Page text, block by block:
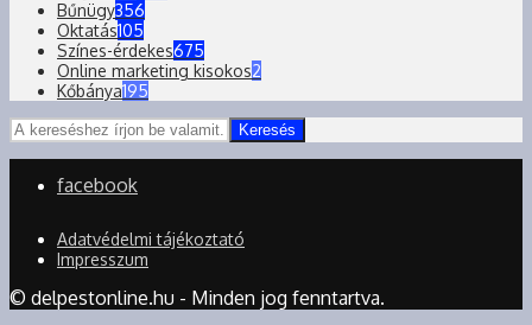
Bűnügy356
Oktatás105
Színes-érdekes675
Online marketing kisokos2
Kőbánya195
Keresés
facebook
Adatvédelmi tájékoztató
Impresszum
© delpestonline.hu - Minden jog fenntartva.